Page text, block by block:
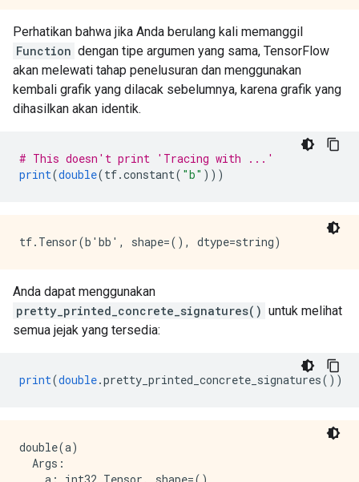
Perhatikan bahwa jika Anda berulang kali memanggil
Function dengan tipe argumen yang sama, TensorFlow
akan melewati tahap penelusuran dan menggunakan
kembali grafik yang dilacak sebelumnya, karena grafik yang
dihasilkan akan identik.
# This doesn't print 'Tracing with ...'
print(double(tf.constant( "b" )))
Anda dapat menggunakan
pretty_printed_concrete_signatures() untuk melihat
semua jejak yang tersedia:
print(double.pretty_printed_concrete_signatures())
double(a)
  Args: